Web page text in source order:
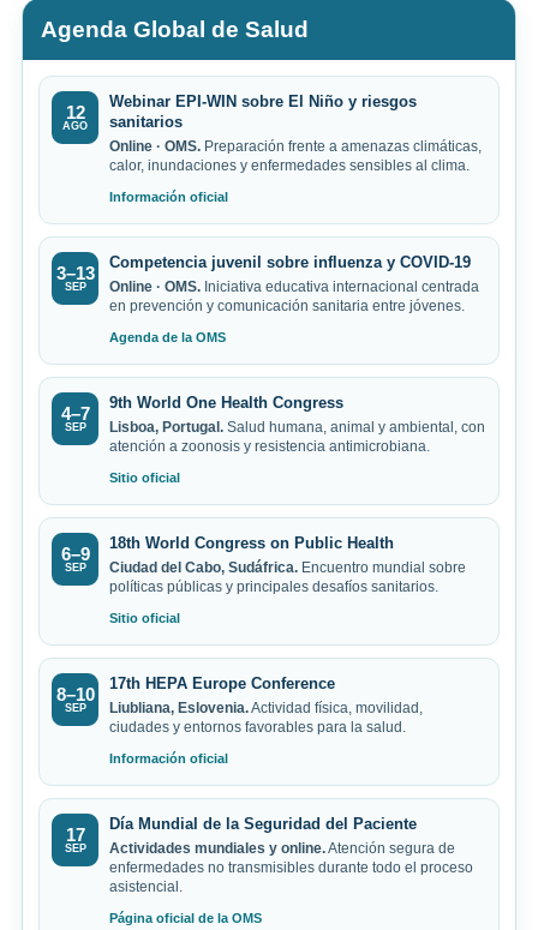
Agenda Global de Salud
12
AGO
Webinar EPI-WIN sobre El Niño y riesgos
sanitarios
Online · OMS. Preparación frente a amenazas climáticas,
calor, inundaciones y enfermedades sensibles al clima.
Información oficial
3–13
SEP
Competencia juvenil sobre influenza y COVID-19
Online · OMS. Iniciativa educativa internacional centrada
en prevención y comunicación sanitaria entre jóvenes.
Agenda de la OMS
4–7
SEP
9th World One Health Congress
Lisboa, Portugal. Salud humana, animal y ambiental, con
atención a zoonosis y resistencia antimicrobiana.
Sitio oficial
6–9
SEP
18th World Congress on Public Health
Ciudad del Cabo, Sudáfrica. Encuentro mundial sobre
políticas públicas y principales desafíos sanitarios.
Sitio oficial
8–10
SEP
17th HEPA Europe Conference
Liubliana, Eslovenia.Actividad física, movilidad,
ciudades y entornos favorables para la salud.
Información oficial
17
SEP
Día Mundial de la Seguridad del Paciente
Actividades mundiales y online.Atención segura de
enfermedades no transmisibles durante todo el proceso
asistencial.
Página oficial de la OMS